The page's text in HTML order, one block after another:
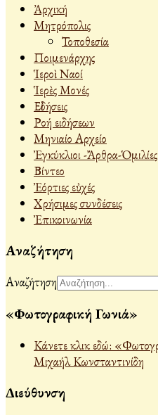
Ἀρχική
Μητρόπολις
Τοποθεσία
Ποιμενάρχης
Ἱεροὶ Ναοί
Ἱερὲς Μονές
Εἰδήσεις
Ροή ειδήσεων
Μηνιαίο Αρχείο
Ἐγκύκλιοι -Ἄρθρα-Ὁμιλίες
Βίντεο
Ἐόρτιες εὐχές
Χρήσιμες συνδέσεις
Ἐπικοινωνία
Αναζήτηση
Αναζήτηση
«Φωτογραφική Γωνιά»
Κάνετε κλικ εδώ:
Μιχαήλ Κωνσταντινίδη
Διεύθυνση